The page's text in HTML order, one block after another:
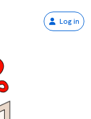
Log in